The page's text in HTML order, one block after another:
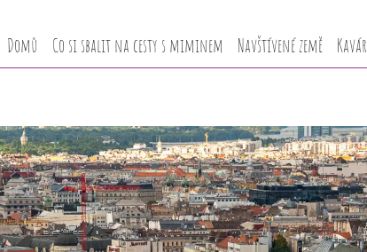
Domů Co si sbalit na cesty s miminem Navštívené země